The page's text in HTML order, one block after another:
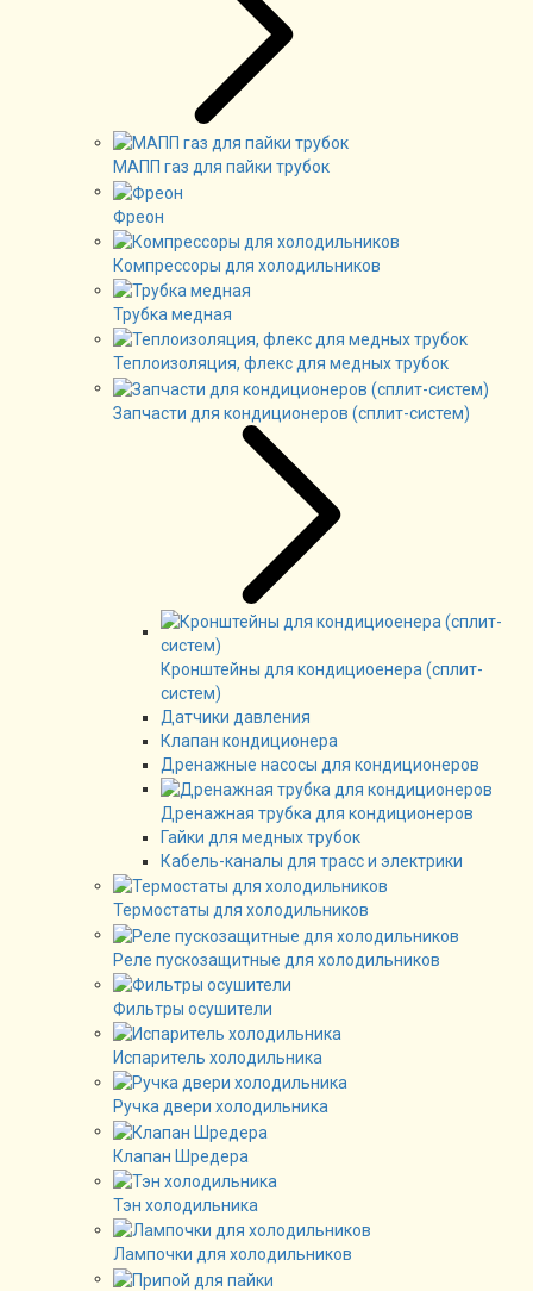
МАПП газ для пайки трубок
Фреон
Компрессоры для холодильников
Трубка медная
Теплоизоляция, флекс для медных трубок
Запчасти для кондиционеров (сплит-систем)
Кронштейны для кондициоенера (сплит-
систем)
Датчики давления
Клапан кондиционера
Дренажные насосы для кондиционеров
Дренажная трубка для кондиционеров
Гайки для медных трубок
Кабель-каналы для трасс и электрики
Термостаты для холодильников
Реле пускозащитные для холодильников
Фильтры осушители
Испаритель холодильника
Ручка двери холодильника
Клапан Шредера
Тэн холодильника
Лампочки для холодильников